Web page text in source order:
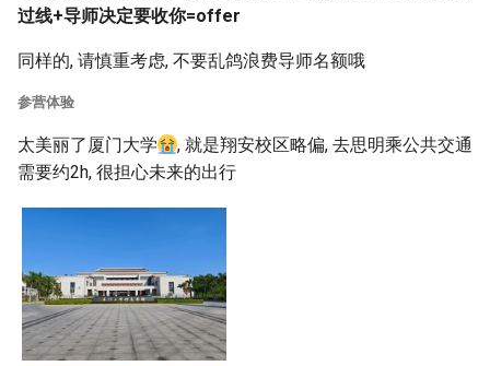
过线+导师决定要收你=offer
同样的, 请慎重考虑, 不要乱鸽浪费导师名额哦
参营体验
太美丽了厦门大学
, 就是翔安校区略偏, 去思明乘公共交通
需要约2h, 很担心未来的出行